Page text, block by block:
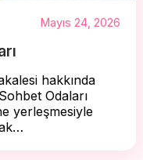
Mayıs 24, 2026
hakkında
Odaları
yerleşmesiyle